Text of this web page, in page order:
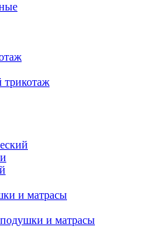
и матрасы
и матрасы